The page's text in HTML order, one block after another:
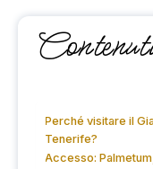
Perché visitare il
Tenerife?
Accesso: